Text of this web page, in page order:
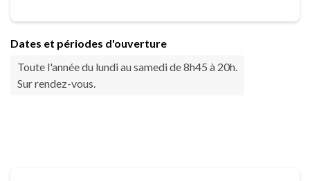
Dates et périodes d'ouverture
Toute l'année du lundi au samedi de 8h45 à 20h.
Sur rendez-vous.